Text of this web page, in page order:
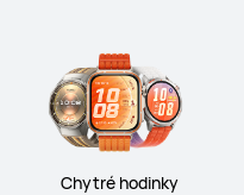
Chytré hodinky